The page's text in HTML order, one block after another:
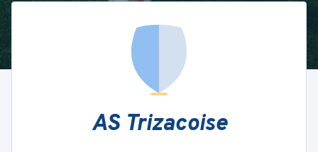
AS Trizacoise